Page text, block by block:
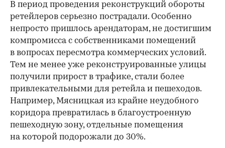
В период проведения реконструкций обороты
ретейлеров серьезно пострадали. Особенно
непросто пришлось арендаторам, не достигшим
компромисса с собственниками помещений
в вопросах пересмотра коммерческих условий.
Тем не менее уже реконструированные улицы
получили прирост в трафике, стали более
привлекательными для ретейла и пешеходов.
Например, Мясницкая из крайне неудобного
коридора превратилась в благоустроенную
пешеходную зону, отдельные помещения
на которой подорожали до 30%.